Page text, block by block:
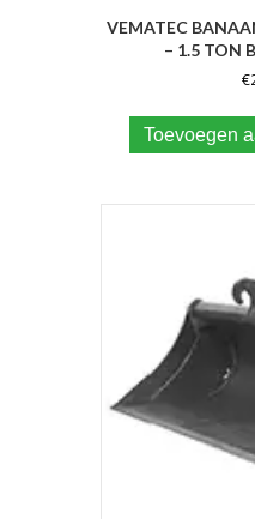
VEMATEC
– 1.5 TON
€
Toevoegen